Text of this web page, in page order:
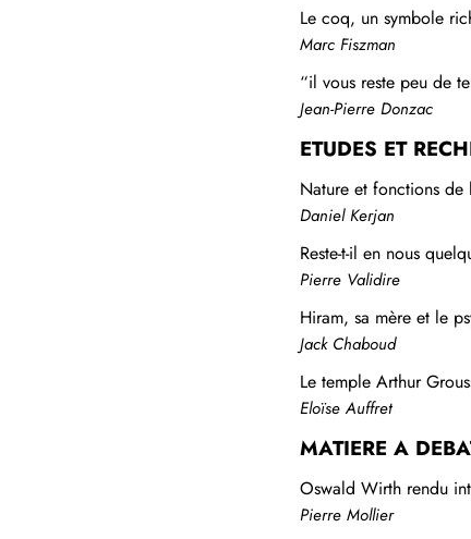
Le coq, un symbole
Marc Fiszman
“il vous reste peu de
Jean-Pierre Donzac
ETUDES ET
Nature et fonctions de
Daniel Kerjan
Reste-t-il en nous
Pierre Validire
Hiram, sa mère et le
Jack Chaboud
Le temple Arthur
Eloïse Auffret
MATIERE A
Oswald Wirth rendu
Pierre Mollier